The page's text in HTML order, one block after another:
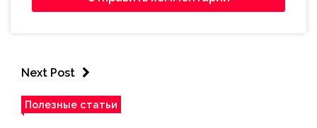
Next Post
Полезные статьи